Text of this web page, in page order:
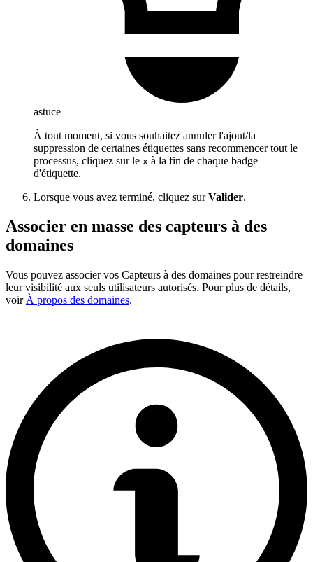
astuce
À tout moment, si vous souhaitez annuler l'ajout/la
suppression de certaines étiquettes sans recommencer tout le
processus, cliquez sur le x à la fin de chaque badge
d'étiquette.
Lorsque vous avez terminé, cliquez surValider.
Associer en masse des capteurs à des
domaines
Vous pouvez associer vos Capteurs à des domaines pour restreindre
leur visibilité aux seuls utilisateurs autorisés. Pour plus de détails,
voir À propos des domaines.